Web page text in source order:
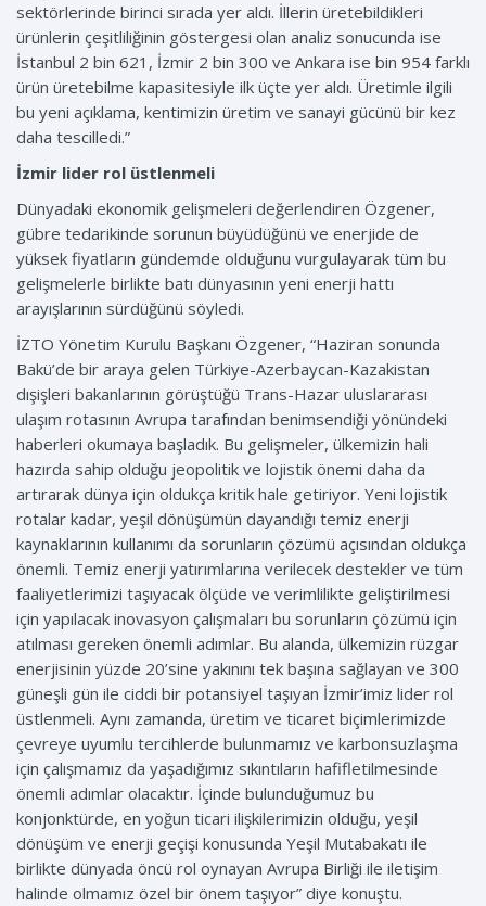
sektörlerinde birinci sırada yer aldı. İllerin üretebildikleri
ürünlerin çeşitliliğinin göstergesi olan analiz sonucunda ise
İstanbul 2 bin 621, İzmir 2 bin 300 ve Ankara ise bin 954 farklı
ürün üretebilme kapasitesiyle ilk üçte yer aldı. Üretimle ilgili
bu yeni açıklama, kentimizin üretim ve sanayi gücünü bir kez
daha tescilledi.”
İzmir lider rol üstlenmeli
Dünyadaki ekonomik gelişmeleri değerlendiren Özgener,
gübre tedarikinde sorunun büyüdüğünü ve enerjide de
yüksek fiyatların gündemde olduğunu vurgulayarak tüm bu
gelişmelerle birlikte batı dünyasının yeni enerji hattı
arayışlarının sürdüğünü söyledi.
İZTO Yönetim Kurulu Başkanı Özgener, “Haziran sonunda
Bakü’de bir araya gelen Türkiye-Azerbaycan-Kazakistan
dışişleri bakanlarının görüştüğü Trans-Hazar uluslararası
ulaşım rotasının Avrupa tarafından benimsendiği yönündeki
haberleri okumaya başladık. Bu gelişmeler, ülkemizin hali
hazırda sahip olduğu jeopolitik ve lojistik önemi daha da
artırarak dünya için oldukça kritik hale getiriyor. Yeni lojistik
rotalar kadar, yeşil dönüşümün dayandığı temiz enerji
kaynaklarının kullanımı da sorunların çözümü açısından oldukça
önemli. Temiz enerji yatırımlarına verilecek destekler ve tüm
faaliyetlerimizi taşıyacak ölçüde ve verimlilikte geliştirilmesi
için yapılacak inovasyon çalışmaları bu sorunların çözümü için
atılması gereken önemli adımlar. Bu alanda, ülkemizin rüzgar
enerjisinin yüzde 20’sine yakınını tek başına sağlayan ve 300
güneşli gün ile ciddi bir potansiyel taşıyan İzmir’imiz lider rol
üstlenmeli. Aynı zamanda, üretim ve ticaret biçimlerimizde
çevreye uyumlu tercihlerde bulunmamız ve karbonsuzlaşma
için çalışmamız da yaşadığımız sıkıntıların hafifletilmesinde
önemli adımlar olacaktır. İçinde bulunduğumuz bu
konjonktürde, en yoğun ticari ilişkilerimizin olduğu, yeşil
dönüşüm ve enerji geçişi konusunda Yeşil Mutabakatı ile
birlikte dünyada öncü rol oynayan Avrupa Birliği ile iletişim
halinde olmamız özel bir önem taşıyor” diye konuştu.